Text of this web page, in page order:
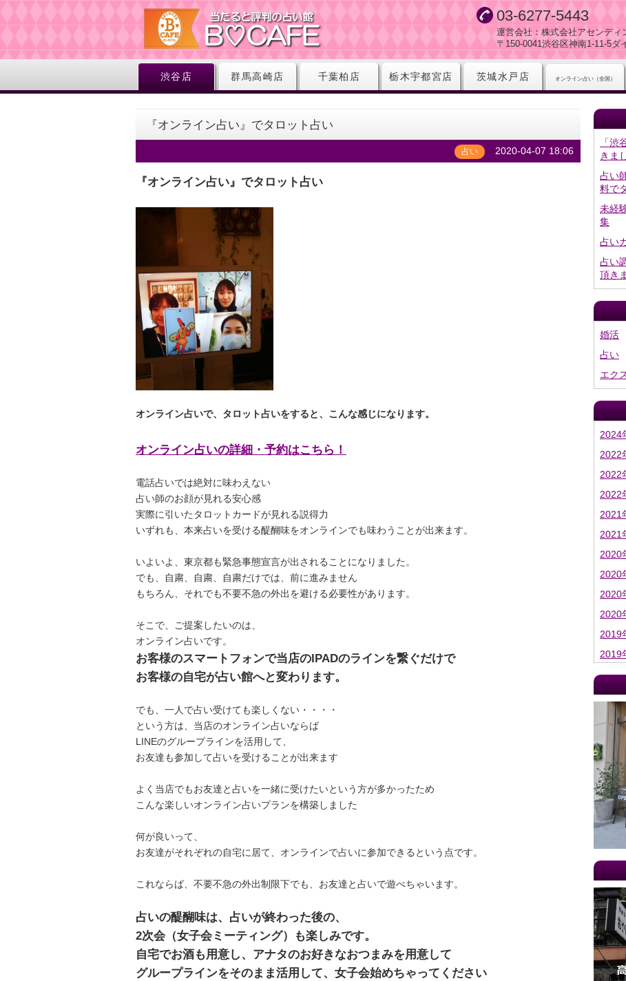
03-6277-5443
運営会社：株式会社アセンディ
〒150-0041渋谷区神南1-11-5ダ
渋谷店 群馬高崎店 千葉柏店 栃木宇都宮店 茨城水戸店 オンライン占い（全国）
『オンライン占い』でタロット占い
占い 2020-04-07 18:06
『オンライン占い』でタロット占い
オンライン占いで、タロット占いをすると、こんな感じになります。
オンライン占いの詳細・予約はこちら！
電話占いでは絶対に味わえない
占い師のお顔が見れる安心感
実際に引いたタロットカードが見れる説得力
いずれも、本来占いを受ける醍醐味をオンラインでも味わうことが出来ます。
いよいよ、東京都も緊急事態宣言が出されることになりました。
でも、自粛、自粛、自粛だけでは、前に進みません
もちろん、それでも不要不急の外出を避ける必要性があります。
そこで、ご提案したいのは、
オンライン占いです。
お客様のスマートフォンで当店のIPADのラインを繋ぐだけで
お客様の自宅が占い館へと変わります。
でも、一人で占い受けても楽しくない・・・・
という方は、当店のオンライン占いならば
LINEのグループラインを活用して、
お友達も参加して占いを受けることが出来ます
よく当店でもお友達と占いを一緒に受けたいという方が多かったため
こんな楽しいオンライン占いプランを構築しました
何が良いって、
お友達がそれぞれの自宅に居て、オンラインで占いに参加できるという点です。
これならば、不要不急の外出制限下でも、お友達と占いで遊べちゃいます。
占いの醍醐味は、占いが終わった後の、
2次会（女子会ミーティング）も楽しみです。
自宅でお酒も用意し、アナタのお好きなおつまみを用意して
グループラインをそのまま活用して、女子会始めちゃってください
「
きま
占い
料で
未経
集
占い
占い
頂き
婚活
占い
エク
2024
2022
2022
2022
2021
2021
2020
2020
2020
2020
2019
2019
2019
2019
2018
2018
2018
2017
2017
2017
2017
2017
2017
2017